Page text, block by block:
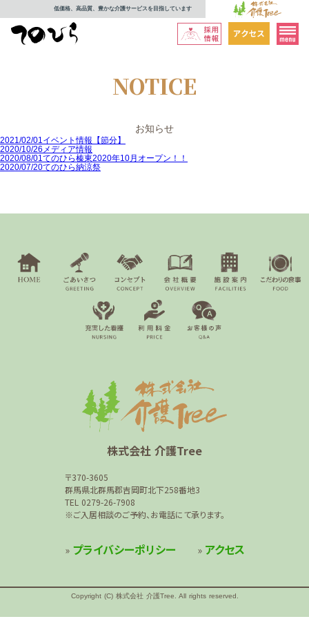
低価格、高品質、豊かな介護サービスを目指しています
NOTICE
お知らせ
2021/02/01 イベント情報【節分】
2020/10/26 メディア情報
2020/08/01 てのひら榛東2020年10月オープン！！
2020/07/20てのひら納涼祭
株式会社 介護Tree
〒370-3605
群馬県北群馬郡吉岡町北下258番地3
TEL 0279-26-7908
※ご入居相談のご予約、お電話にて承ります。
» プライバシーポリシー » アクセス
Copyright (C) 株式会社 介護Tree. All rights reserved.